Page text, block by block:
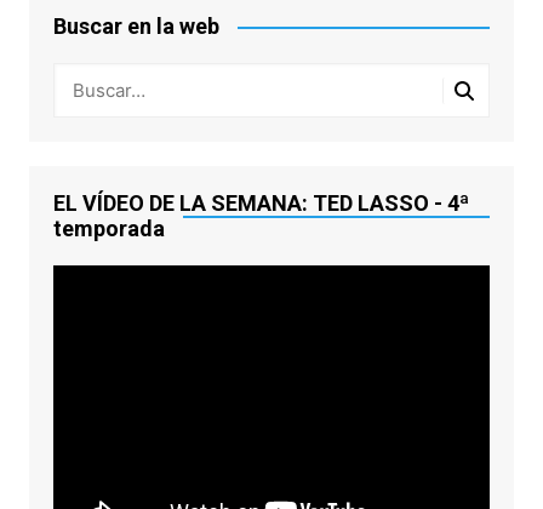
Buscar en la web
EL VÍDEO DE LA SEMANA: TED LASSO - 4ª
temporada